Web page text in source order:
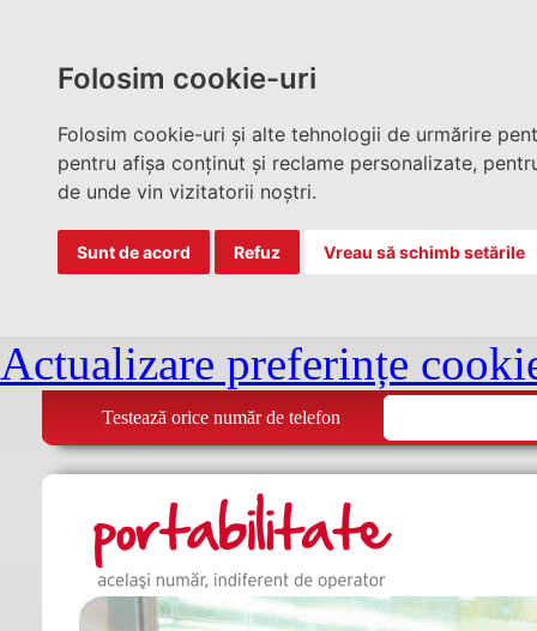
Folosim cookie-uri
Folosim cookie-uri și alte tehnologii de urmărire
pentru afișa conținut și reclame personalizate,
de unde vin vizitatorii noștri.
Sunt de acord Refuz Vreau să schimb setările
Actualizare preferințe
Testează orice număr de telefon